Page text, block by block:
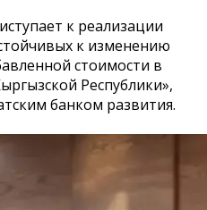
к реализации
к изменению
стоимости в
Республики»,
банком развития.